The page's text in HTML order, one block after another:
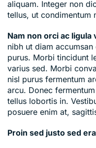
aliquam. Integer non
tellus, ut condimentum
Nam non orci ac
nibh ut diam
purus. Morbi tincidunt
varius sed. Morbi
nisl purus fermentum
arcu. Donec
tellus lobortis in.
posuere enim at,
Proin sed justo sed